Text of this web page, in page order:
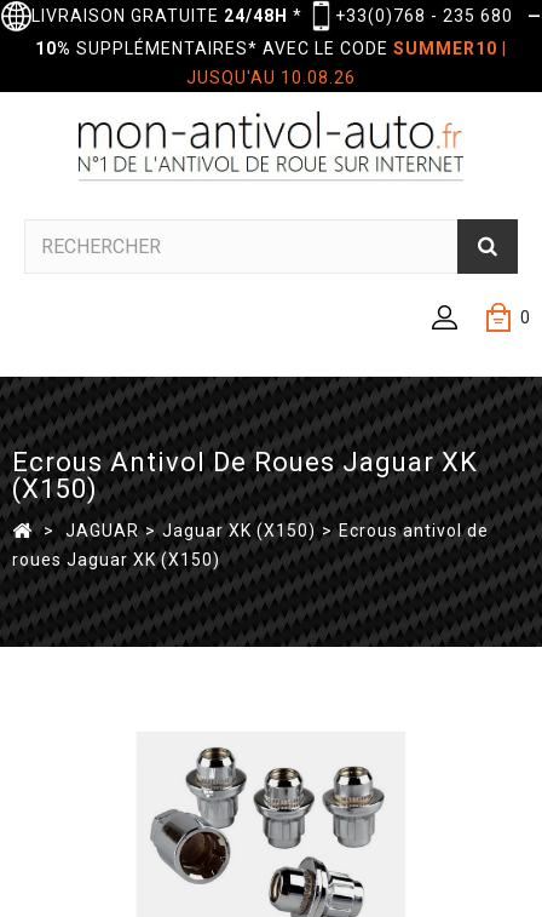
LIVRAISON GRATUITE 24/48H * +33(0)768 - 235 680
—
10% SUPPLÉMENTAIRES* AVEC LE CODE SUMMER10
JUSQU'AU 10.08.26
0
Ecrous Antivol De Roues Jaguar XK
(X150)
> JAGUAR > Jaguar XK (X150) > Ecrous antivol de
roues Jaguar XK (X150)